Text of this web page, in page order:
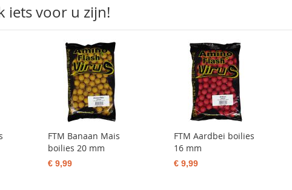
iets voor u zijn!
FTM Banaan Mais
boilies 20 mm
€ 9,99
FTM Aardbei boilies
16 mm
€ 9,99